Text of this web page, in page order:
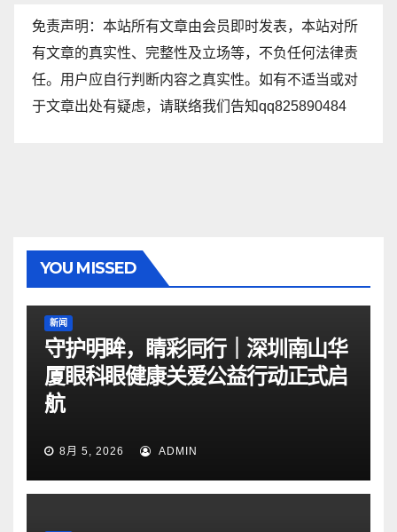
免责声明：本站所有文章由会员即时发表，本站对所
有文章的真实性、完整性及立场等，不负任何法律责
任。用户应自行判断内容之真实性。如有不适当或对
于文章出处有疑虑，请联络我们告知qq825890484
YOU MISSED
新闻
守护明眸，睛彩同行｜深圳南山华
厦眼科眼健康关爱公益行动正式启
航
8月 5, 2026 ADMIN